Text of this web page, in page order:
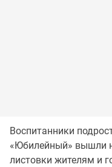
Воспитанники
«Юбилейный» вышли
листовки жителям и